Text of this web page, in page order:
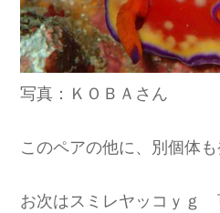
写真：ＫＯＢＡさん
このペアの他に、別個体
お次はスミレヤッコｙｇ